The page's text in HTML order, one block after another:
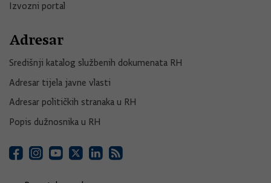
Izvozni portal
Adresar
Središnji katalog službenih dokumenata RH
Adresar tijela javne vlasti
Adresar političkih stranaka u RH
Popis dužnosnika u RH